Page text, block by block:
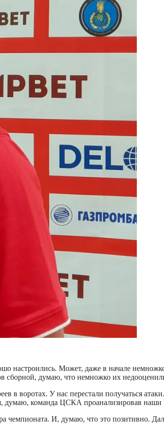
Может, даже в начале
сборной, думаю, что немножко их
в воротах. У нас перестали получаться
думаю, команда ЦСКА проанализировав
И, думаю, что это позитивно.